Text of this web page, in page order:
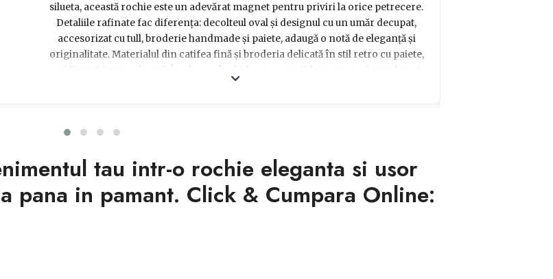
silueta, această rochie este un adevărat magnet pentru priviri la orice petrecere.
Detaliile rafinate fac diferența: decolteul oval și designul cu un umăr decupat,
accesorizat cu tull, broderie handmade și paiete, adaugă o notă de eleganță și
originalitate. Materialul din catifea fină și broderia delicată în stil retro cu paiete,
subliniază frumos bustul. În plus, se închide cu ușurință la spate cu ajutorul unui
mărimi pentru a te asigura că alegi dimensiunea potrivită. Fii gata să cucerești
tau intr-o rochie eleganta si usor
pana in pamant. Click & Cumpara Online: